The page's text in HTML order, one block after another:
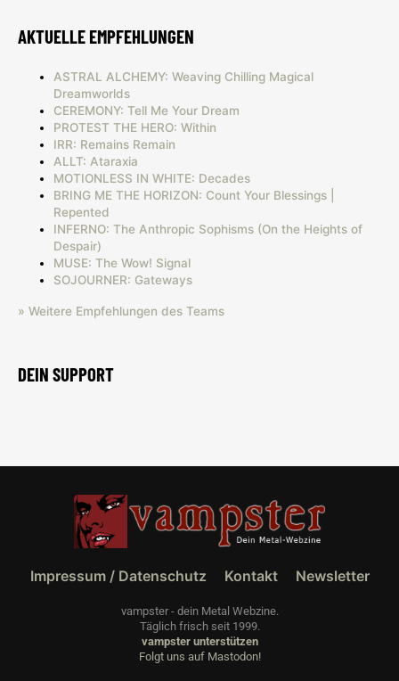
AKTUELLE EMPFEHLUNGEN
ASTRAL ALCHEMY: Weaving Chilling Magical
Dreamworlds
CEREMONY: Tell Me Your Dream
PROTEST THE HERO: Within
IRR: Remains Remain
ALLT: Ataraxia
MOTIONLESS IN WHITE: Decades
BRING ME THE HORIZON: Count Your Blessings |
Repented
INFERNO: The Anthropic Sophisms (On the Heights of
Despair)
MUSE: The Wow! Signal
SOJOURNER: Gateways
» Weitere Empfehlungen des Teams
DEIN SUPPORT
Impressum / Datenschutz Kontakt Newsletter
vampster - dein Metal Webzine.
Täglich frisch seit 1999.
vampster unterstützen
Folgt uns auf Mastodon!